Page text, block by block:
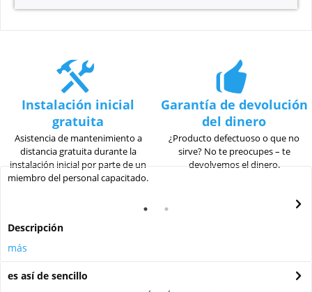
Instalación inicial
gratuita
Asistencia de mantenimiento a
distancia gratuita durante la
instalación inicial por parte de un
miembro del personal capacitado.
Garantía de devolución
del dinero
¿Producto defectuoso o que no
sirve? No te preocupes – te
devolvemos el dinero.
Descripción
más
es así de sencillo